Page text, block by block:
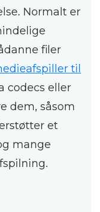
Normalt er
filer
til
codecs eller
dem, såsom
et
mange